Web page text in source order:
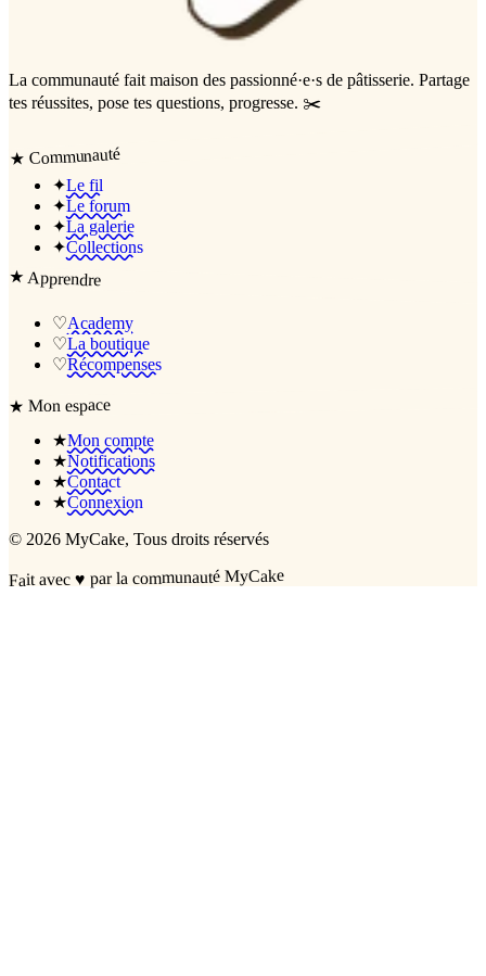
La communauté fait maison des passionné·e·s de pâtisserie. Partage
tes réussites, pose tes questions, progresse. ✂️
★ Communauté
✦Le fil
✦Le forum
✦La galerie
✦Collections
★Apprendre
♡Academy
♡La boutique
♡Récompenses
★Mon espace
★Mon compte
★Notifications
★Contact
★Connexion
© 2026 MyCake, Tous droits réservés
Fait avec♥ par la communauté MyCake